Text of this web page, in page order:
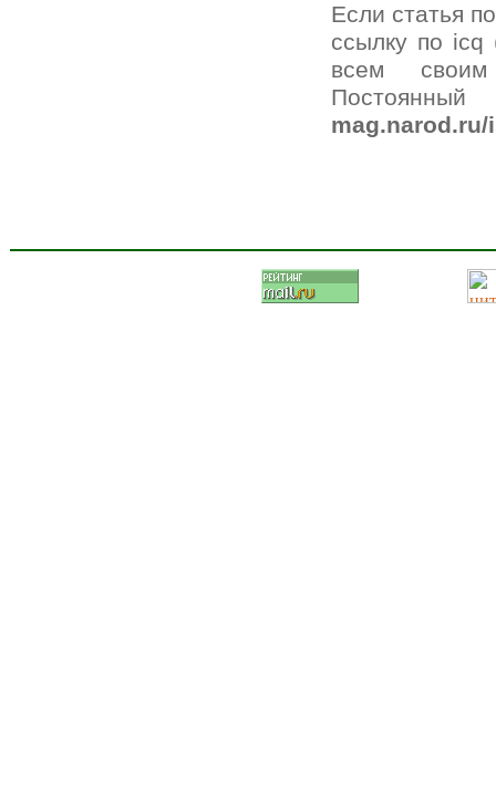
Если статья
ссылку по icq
всем